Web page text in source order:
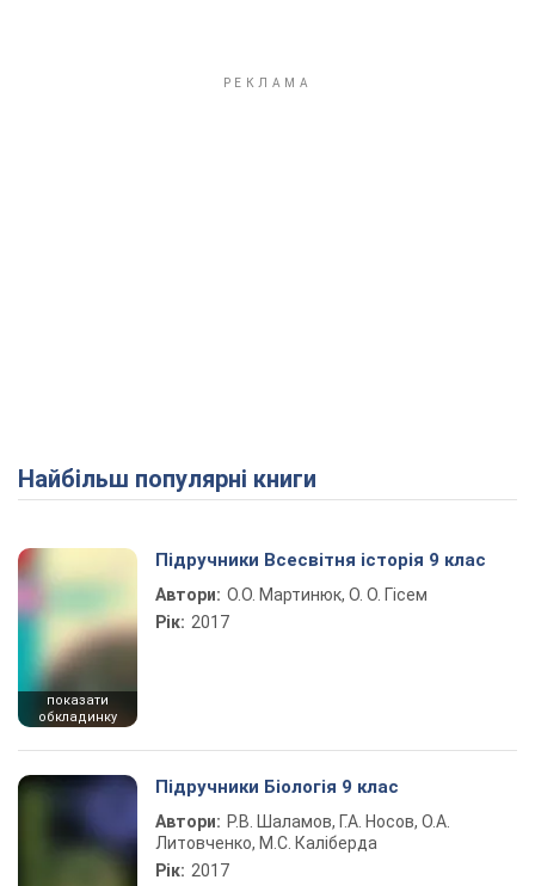
Найбільш популярні книги
показати
обкладинку
Підручники Всесвітня історія 9 клас
Автори: О.О. Мартинюк, О. О. Гісем
Рік: 2017
Підручники Біологія 9 клас
Автори: Р.В. Шаламов, Г.А. Носов, О.А.
Литовченко, М.С. Каліберда
Рік: 2017